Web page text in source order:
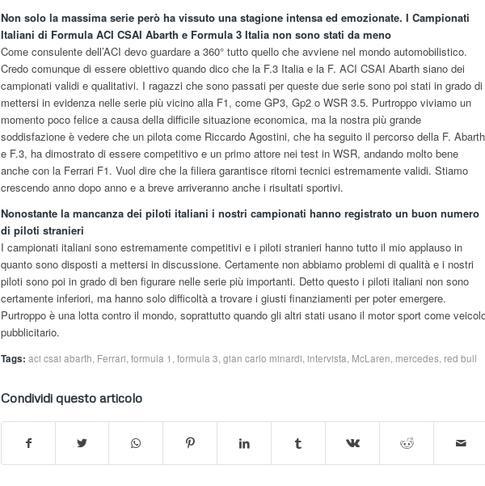
Non solo la massima serie però ha vissuto una stagione intensa ed emozionate. I Campionati
Italiani di Formula ACI CSAI Abarth e Formula 3 Italia non sono stati da meno
Come consulente dell’ACI devo guardare a 360° tutto quello che avviene nel mondo automobilistico.
Credo comunque di essere obiettivo quando dico che la F.3 Italia e la F. ACI CSAI Abarth siano dei
campionati validi e qualitativi. I ragazzi che sono passati per queste due serie sono poi stati in grado di
mettersi in evidenza nelle serie più vicino alla F1, come GP3, Gp2 o WSR 3.5. Purtroppo viviamo un
momento poco felice a causa della difficile situazione economica, ma la nostra più grande
soddisfazione è vedere che un pilota come Riccardo Agostini, che ha seguito il percorso della F. Abarth
e F.3, ha dimostrato di essere competitivo e un primo attore nei test in WSR, andando molto bene
anche con la Ferrari F1. Vuol dire che la filiera garantisce ritorni tecnici estremamente validi. Stiamo
crescendo anno dopo anno e a breve arriveranno anche i risultati sportivi.
Nonostante la mancanza dei piloti italiani i nostri campionati hanno registrato un buon numero
di piloti stranieri
I campionati italiani sono estremamente competitivi e i piloti stranieri hanno tutto il mio applauso in
quanto sono disposti a mettersi in discussione. Certamente non abbiamo problemi di qualità e i nostri
piloti sono poi in grado di ben figurare nelle serie più importanti. Detto questo i piloti italiani non sono
certamente inferiori, ma hanno solo difficoltà a trovare i giusti finanziamenti per poter emergere.
Purtroppo è una lotta contro il mondo, soprattutto quando gli altri stati usano il motor sport come
pubblicitario.
Tags: aci csai abarth Ferrari formula 1 formula 3 gian carlo minardi intervista McLaren mercedes red bull
Condividi questo articolo